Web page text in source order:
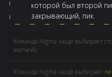
которой был второй
закрывающий, пик.
Команда Nigma чаще выбирает
матчей).
Команда Nigma чаще выбирает